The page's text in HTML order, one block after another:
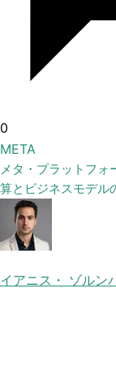
0
META
メタ・プラットフォ
算とビジネスモデル
イアニス・ ゾルン